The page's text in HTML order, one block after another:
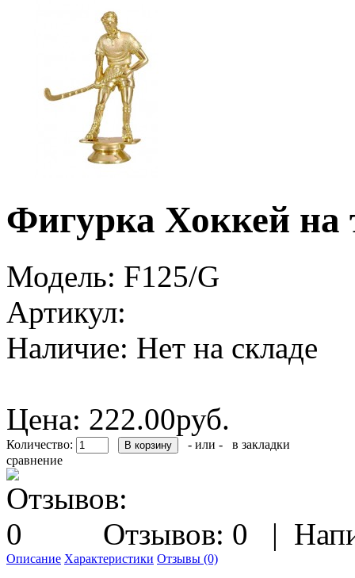
Фигурка Хоккей на
Модель: F125/G
Артикул:
Наличие: Нет на складе
Цена: 222.00руб.
Количество: - или -
в закладки
сравнение
Отзывов: 0 |
Описание Характеристики Отзывы (0)